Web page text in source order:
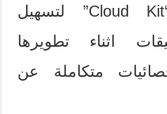
سحابيا للتطبيقات “Cloud Kit” لتسهيل
اثناء تطويرها
متكاملة عن